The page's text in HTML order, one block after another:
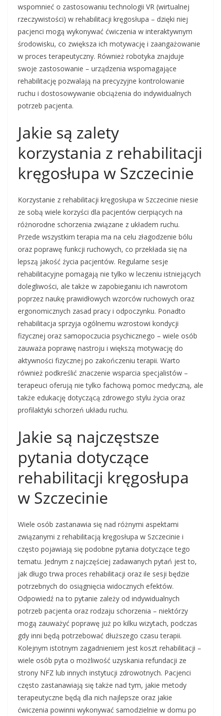
wspomnieć o zastosowaniu technologii VR (wirtualnej
rzeczywistości) w rehabilitacji kręgosłupa – dzięki niej
pacjenci mogą wykonywać ćwiczenia w interaktywnym
środowisku, co zwiększa ich motywację i zaangażowanie
w proces terapeutyczny. Również robotyka znajduje
swoje zastosowanie – urządzenia wspomagające
rehabilitację pozwalają na precyzyjne kontrolowanie
ruchu i dostosowywanie obciążenia do indywidualnych
potrzeb pacjenta.
Jakie są zalety
korzystania z rehabilitacji
kręgosłupa w Szczecinie
Korzystanie z rehabilitacji kręgosłupa w Szczecinie niesie
ze sobą wiele korzyści dla pacjentów cierpiących na
różnorodne schorzenia związane z układem ruchu.
Przede wszystkim terapia ma na celu złagodzenie bólu
oraz poprawę funkcji ruchowych, co przekłada się na
lepszą jakość życia pacjentów. Regularne sesje
rehabilitacyjne pomagają nie tylko w leczeniu istniejących
dolegliwości, ale także w zapobieganiu ich nawrotom
poprzez naukę prawidłowych wzorców ruchowych oraz
ergonomicznych zasad pracy i odpoczynku. Ponadto
rehabilitacja sprzyja ogólnemu wzrostowi kondycji
fizycznej oraz samopoczucia psychicznego – wiele osób
zauważa poprawę nastroju i większą motywację do
aktywności fizycznej po zakończeniu terapii. Warto
również podkreślić znaczenie wsparcia specjalistów –
terapeuci oferują nie tylko fachową pomoc medyczną, ale
także edukację dotyczącą zdrowego stylu życia oraz
profilaktyki schorzeń układu ruchu.
Jakie są najczęstsze
pytania dotyczące
rehabilitacji kręgosłupa
w Szczecinie
Wiele osób zastanawia się nad różnymi aspektami
związanymi z rehabilitacją kręgosłupa w Szczecinie i
często pojawiają się podobne pytania dotyczące tego
tematu. Jednym z najczęściej zadawanych pytań jest to,
jak długo trwa proces rehabilitacji oraz ile sesji będzie
potrzebnych do osiągnięcia widocznych efektów.
Odpowiedź na to pytanie zależy od indywidualnych
potrzeb pacjenta oraz rodzaju schorzenia – niektórzy
mogą zauważyć poprawę już po kilku wizytach, podczas
gdy inni będą potrzebować dłuższego czasu terapii.
Kolejnym istotnym zagadnieniem jest koszt rehabilitacji –
wiele osób pyta o możliwość uzyskania refundacji ze
strony NFZ lub innych instytucji zdrowotnych. Pacjenci
często zastanawiają się także nad tym, jakie metody
terapeutyczne będą dla nich najlepsze oraz jakie
ćwiczenia powinni wykonywać samodzielnie w domu po